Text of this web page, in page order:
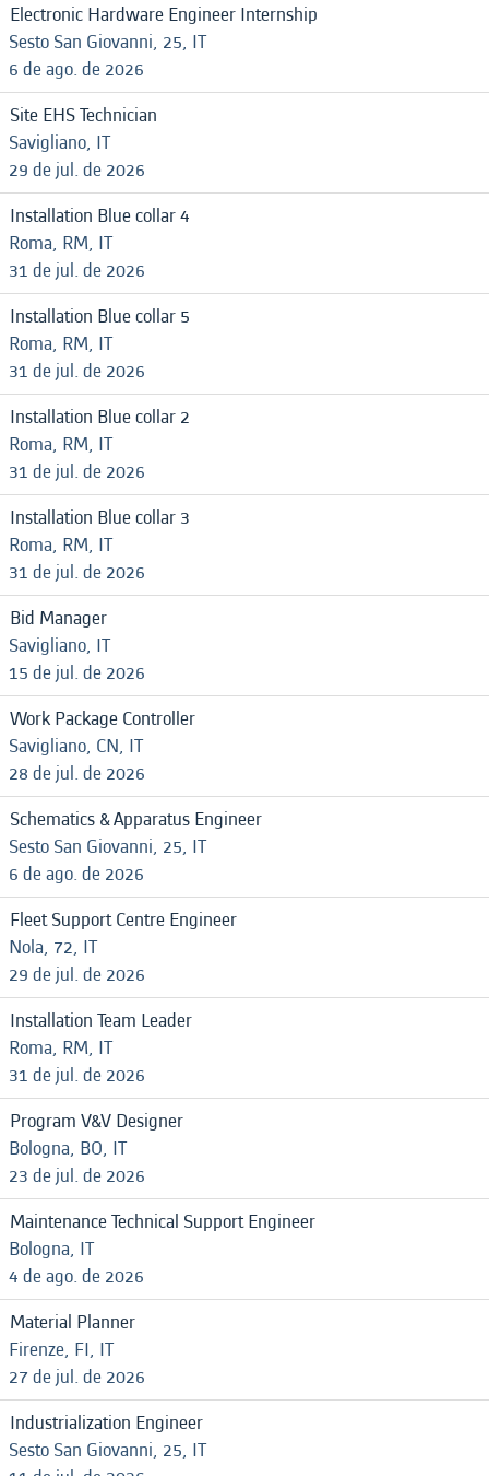
Electronic Hardware Engineer Internship
Sesto San Giovanni, 25, IT
6 de ago. de 2026
Site EHS Technician
Savigliano, IT
29 de jul. de 2026
Installation Blue collar 4
Roma, RM, IT
31 de jul. de 2026
Installation Blue collar 5
Roma, RM, IT
31 de jul. de 2026
Installation Blue collar 2
Roma, RM, IT
31 de jul. de 2026
Installation Blue collar 3
Roma, RM, IT
31 de jul. de 2026
Bid Manager
Savigliano, IT
15 de jul. de 2026
Work Package Controller
Savigliano, CN, IT
28 de jul. de 2026
Schematics & Apparatus Engineer
Sesto San Giovanni, 25, IT
6 de ago. de 2026
Fleet Support Centre Engineer
Nola, 72, IT
29 de jul. de 2026
Installation Team Leader
Roma, RM, IT
31 de jul. de 2026
Program V&V Designer
Bologna, BO, IT
23 de jul. de 2026
Maintenance Technical Support Engineer
Bologna, IT
4 de ago. de 2026
Material Planner
Firenze, FI, IT
27 de jul. de 2026
Industrialization Engineer
Sesto San Giovanni, 25, IT